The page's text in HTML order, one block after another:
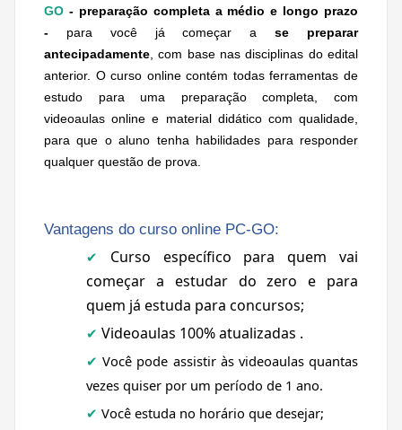
GO - preparação completa a médio e longo prazo
- para você já começar ase preparar
antecipadamente , com base nas disciplinas do edital
anterior. O curso online contém todas ferramentas de
estudo para uma preparação completa, com
videoaulas online e material didático com qualidade,
para que o aluno tenha habilidades para responder
qualquer questão de prova.
Vantagens do curso online PC-GO:
✔
Curso específico para quem vai
começar a estudar do zero e para
quem já estuda para concursos;
✔ Videoaulas 100% atualizadas .
✔ Você pode assistir às videoaulas quantas
vezes quiser por um período de 1 ano.
✔ Você estuda no horário que desejar;